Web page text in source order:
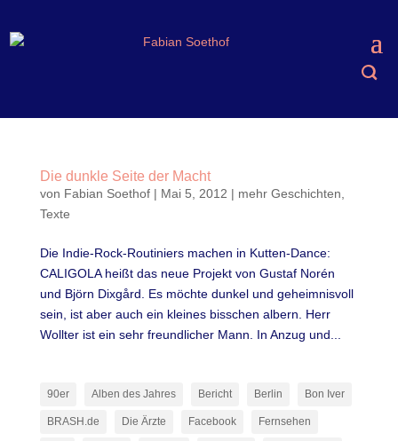
Die dunkle Seite der Macht
von Fabian Soethof| Mai 5, 2012 | mehr Geschichten
Texte
Die Indie-Rock-Routiniers machen in Kutten-Dance:
CALIGOLA heißt das neue Projekt von Gustaf Norén
und Björn Dixgård. Es möchte dunkel und geheimnisvoll
sein, ist aber auch ein kleines bisschen albern. Herr
Wollter ist ein sehr freundlicher Mann. In Anzug und...
90er Alben des Jahres Bericht Berlin Bon Iver
BRASH.de Die Ärzte Facebook Fernsehen